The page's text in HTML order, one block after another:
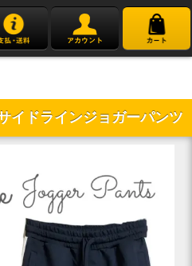
イドラインジョガーパンツ